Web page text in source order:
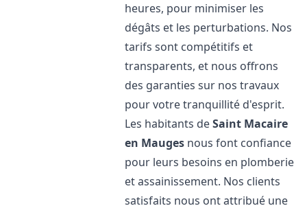
heures, pour minimiser les
dégâts et les perturbations. Nos
tarifs sont compétitifs et
transparents, et nous offrons
des garanties sur nos travaux
pour votre tranquillité d'esprit.
Les habitants deSaint Macaire
en Mauges nous font confiance
pour leurs besoins en plomberie
et assainissement. Nos clients
satisfaits nous ont attribué une